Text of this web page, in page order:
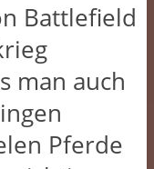
Battlefield
man auch
Pferde